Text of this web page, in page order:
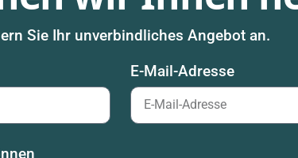
Sie Ihr unverbindliches Angebot an.
E-Mail-Adresse